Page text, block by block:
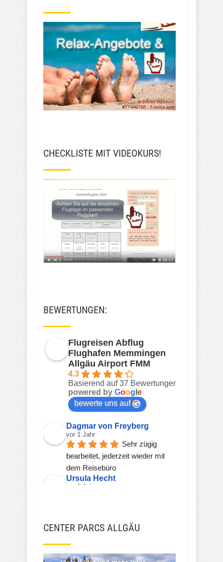
CHECKLISTE MIT VIDEOKURS!
BEWERTUNGEN:
Flugreisen Abflug
Flughafen Memmingen
Allgäu Airport FMM
4.3
Basierend auf 37 Bewertungen
powered by Goog e
bewerte uns auf
Dagmar von Freyberg
vor 1 Jahr
Sehr zügig
bearbeitet, jederzeit wieder mit
dem Reisebüro
Ursula Hecht
vor 1 Jahr
Sehr gerne wieder!!!
Viorel Stanciu
CENTER PARCS ALLGÄU